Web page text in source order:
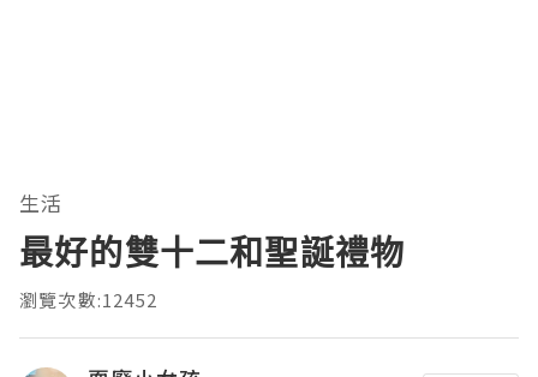
生活
最好的雙十二和聖誕禮物
瀏覽次數:12452